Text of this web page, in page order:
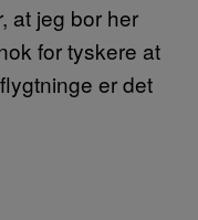
at jeg bor her
for tyskere at
er det